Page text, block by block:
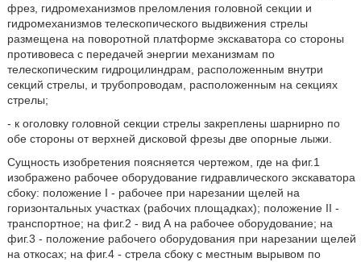
фрез, гидромеханизмов преломления головной секции и
гидромеханизмов телескопического выдвижения стрелы
размещена на поворотной платформе экскаватора со стороны
противовеса с передачей энергии механизмам по
телескопическим гидроцилиндрам, расположенным внутри
секций стрелы, и трубопроводам, расположенным на секциях
стрелы;
- к оголовку головной секции стрелы закреплены шарнирно по
обе стороны от верхней дисковой фрезы две опорные лыжи.
Сущность изобретения поясняется чертежом, где на фиг.1
изображено рабочее оборудование гидравлического экскаватора
сбоку: положение I - рабочее при нарезании щелей на
горизонтальных участках (рабочих площадках); положение II -
транспортное; на фиг.2 - вид А на рабочее оборудование; на
фиг.3 - положение рабочего оборудования при нарезании щелей
на откосах; на фиг.4 - стрела сбоку с местным вырывом по